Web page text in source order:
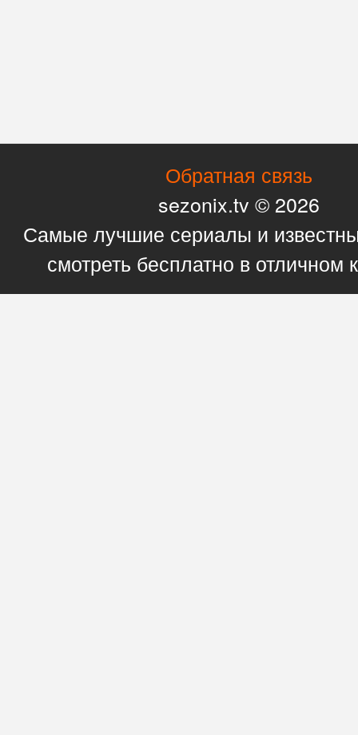
Обратная связь
sezonix.tv © 2026
Самые лучшие сериалы и
смотреть бесплатно в отличном